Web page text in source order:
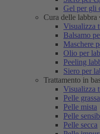
Gel per gli
Cura delle labbra
Visualizza
Balsamo
Maschere
Olio per
Peeling
Siero per
Trattamento in
Visualizza
Pelle grassa
Pelle mista
Pelle
Pelle secca